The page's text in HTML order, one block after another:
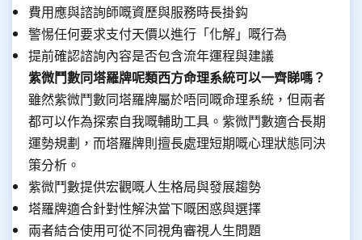
費用應與諮詢師嘅資歷與服務時長掛鈎
警惕任何要求支付天價以進行「化解」嘅行為
提前確認諮詢內容是否包含流年運程與建議
紫微鬥數同塔羅牌呢類西方命理系統可以一齊睇嗎？
雖然紫微鬥數同塔羅牌屬於唔同嘅命理系統，但兩者
都可以作為探索自我嘅輔助工具。紫微鬥數適合長期
運勢規劃，而塔羅牌則擅長處理短期嘅心理狀態同決
策分析。
紫微鬥數提供宏觀嘅人生格局與發展趨勢
塔羅牌適合針對性解決當下嘅困惑與選擇
兩者結合使用可從不同視角審視人生問題